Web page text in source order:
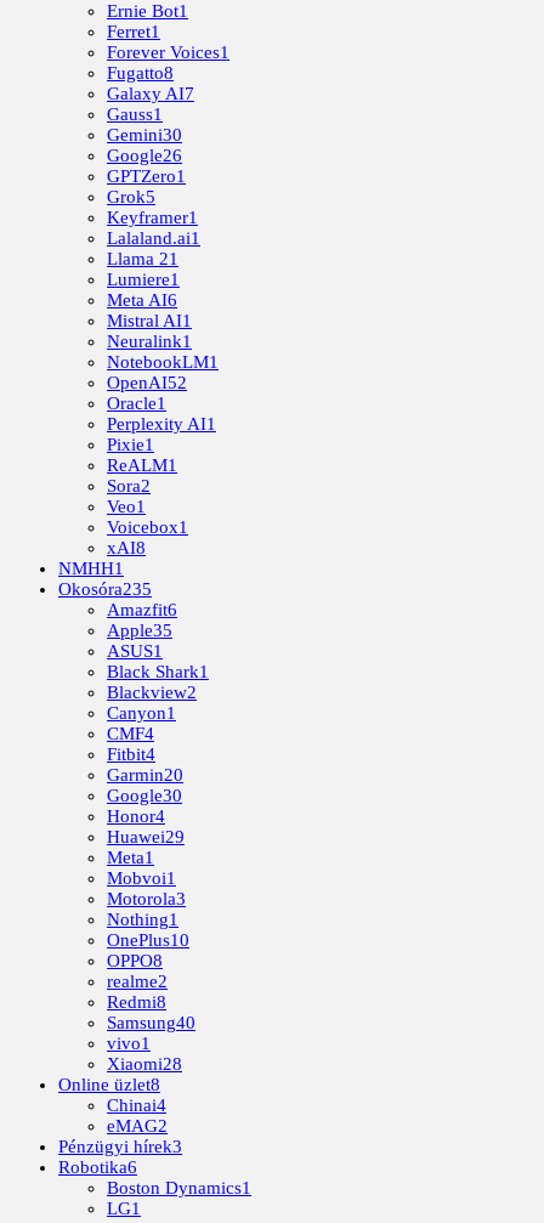
Ernie Bot1
Ferret1
Forever Voices1
Fugatto8
Galaxy AI7
Gauss1
Gemini30
Google26
GPTZero1
Grok5
Keyframer1
Lalaland.ai1
Llama 21
Lumiere1
Meta AI6
Mistral AI1
Neuralink1
NotebookLM1
OpenAI52
Oracle1
Perplexity AI1
Pixie1
ReALM1
Sora2
Veo1
Voicebox1
xAI8
NMHH1
Okosóra235
Amazfit6
Apple35
ASUS1
Black Shark1
Blackview2
Canyon1
CMF4
Fitbit4
Garmin20
Google30
Honor4
Huawei29
Meta1
Mobvoi1
Motorola3
Nothing1
OnePlus10
OPPO8
realme2
Redmi8
Samsung40
vivo1
Xiaomi28
Online üzlet8
Chinai4
eMAG2
Pénzügyi hírek3
Robotika6
Boston Dynamics1
LG1